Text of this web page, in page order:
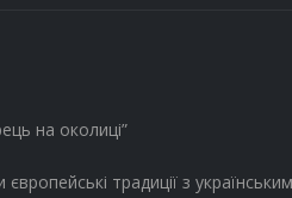
на околиці”
традиції з